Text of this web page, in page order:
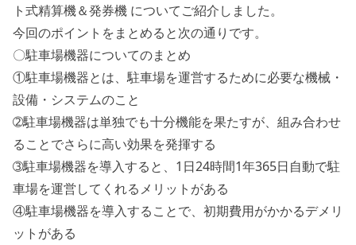
ト式精算機＆発券機 についてご紹介しました。
今回のポイントをまとめると次の通りです。
〇駐車場機器についてのまとめ
①駐車場機器とは、駐車場を運営するために必要な機械・
設備・システムのこと
➁駐車場機器は単独でも十分機能を果たすが、組み合わせ
ることでさらに高い効果を発揮する
➂駐車場機器を導入すると、1日24時間1年365日自動で駐
車場を運営してくれるメリットがある
④駐車場機器を導入することで、初期費用がかかるデメリ
ットがある